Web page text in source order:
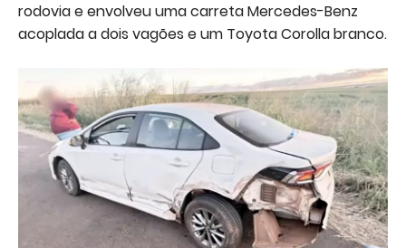
rodovia e envolveu uma carreta Mercedes-Benz
acoplada a dois vagões e um Toyota Corolla branco.